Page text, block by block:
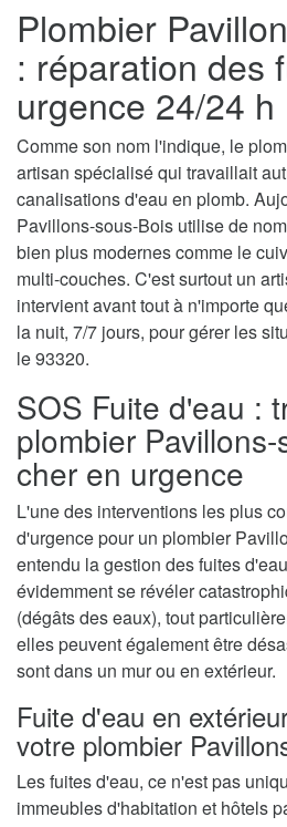
Plombier
: réparation des
urgence 24/24 h
Comme son nom l'indique, le
artisan spécialisé qui travaillait
canalisations d'eau en plomb.
Pavillons-sous-Bois utilise de
bien plus modernes comme le
multi-couches. C'est surtout un
intervient avant tout à n'importe
la nuit, 7/7 jours, pour gérer les
le 93320.
SOS Fuite d'eau :
plombier
cher en urgence
L'une des interventions les plus
d'urgence pour un plombier
entendu la gestion des fuites
évidemment se révéler
(dégâts des eaux), tout
elles peuvent également être
sont dans un mur ou en extérieur.
Fuite d'eau en
votre plombier
Les fuites d'eau, ce n'est pas
immeubles d'habitation et hôtels